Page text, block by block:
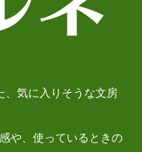
、気に入りそうな文房
や、使っているときの